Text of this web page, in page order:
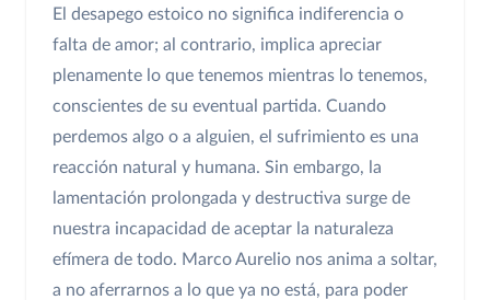
El desapego estoico no significa indiferencia o
falta de amor; al contrario, implica apreciar
plenamente lo que tenemos mientras lo tenemos,
conscientes de su eventual partida. Cuando
perdemos algo o a alguien, el sufrimiento es una
reacción natural y humana. Sin embargo, la
lamentación prolongada y destructiva surge de
nuestra incapacidad de aceptar la naturaleza
efímera de todo. Marco Aurelio nos anima a soltar,
a no aferrarnos a lo que ya no está, para poder